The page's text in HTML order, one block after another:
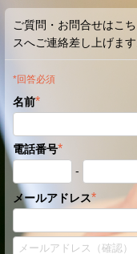
ご質問・お問合せはこ
スへご連絡差し上げます
*回答必須
名前*
電話番号*
-
メールアドレス*